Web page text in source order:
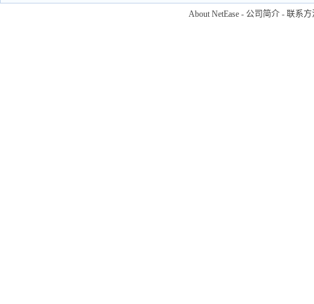
About NetEase - 公司简介 - 联系方